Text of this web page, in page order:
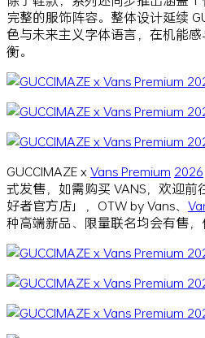
完整的服饰阵容。整体设计延续
色与未来主义字体语言，在机能
衡。
GUCCIMAZE x Vans Premium 2026
式发售，如需购买 VANS，欢迎前
好者官方店」，OTW by Vans、
种高端新品、限量联名均会有售，